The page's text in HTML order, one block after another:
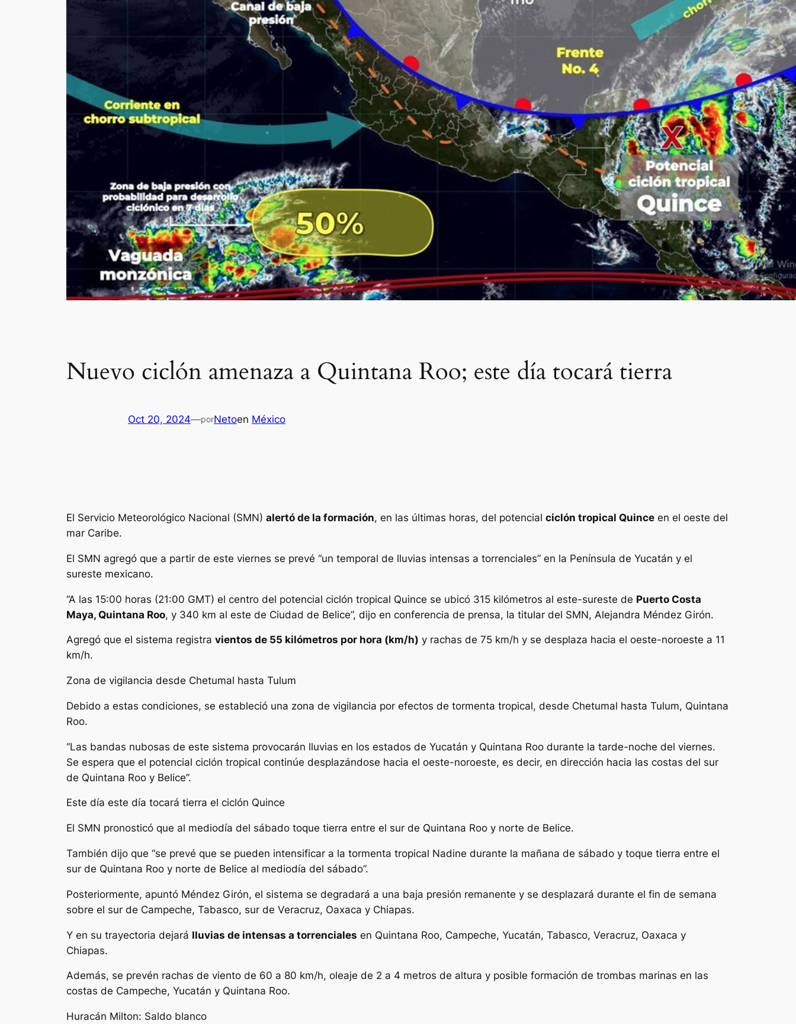
Nuevo ciclón amenaza a Quintana Roo; este día tocará tierra
Oct 20, 2024—porNetoen México
El Servicio Meteorológico Nacional (SMN) alertó de la formación, en las últimas horas, del potencial ciclón tropical Quince en el oeste del
mar Caribe.
El SMN agregó que a partir de este viernes se prevé “un temporal de lluvias intensas a torrenciales” en la Península de Yucatán y el
sureste mexicano.
“A las 15:00 horas (21:00 GMT) el centro del potencial ciclón tropical Quince se ubicó 315 kilómetros al este-sureste de Puerto Costa
Maya, Quintana Roo, y 340 km al este de Ciudad de Belice”, dijo en conferencia de prensa, la titular del SMN, Alejandra Méndez Girón.
Agregó que el sistema registra vientos de 55 kilómetros por hora (km/h) y rachas de 75 km/h y se desplaza hacia el oeste-noroeste a 11
km/h.
Zona de vigilancia desde Chetumal hasta Tulum
Debido a estas condiciones, se estableció una zona de vigilancia por efectos de tormenta tropical, desde Chetumal hasta Tulum, Quintana
Roo.
“Las bandas nubosas de este sistema provocarán lluvias en los estados de Yucatán y Quintana Roo durante la tarde-noche del viernes.
Se espera que el potencial ciclón tropical continúe desplazándose hacia el oeste-noroeste, es decir, en dirección hacia las costas del sur
de Quintana Roo y Belice”.
Este día este día tocará tierra el ciclón Quince
El SMN pronosticó que al mediodía del sábado toque tierra entre el sur de Quintana Roo y norte de Belice.
También dijo que “se prevé que se pueden intensificar a la tormenta tropical Nadine durante la mañana de sábado y toque tierra entre el
sur de Quintana Roo y norte de Belice al mediodía del sábado”.
Posteriormente, apuntó Méndez Girón, el sistema se degradará a una baja presión remanente y se desplazará durante el fin de semana
sobre el sur de Campeche, Tabasco, sur de Veracruz, Oaxaca y Chiapas.
Y en su trayectoria dejará lluvias de intensas a torrenciales en Quintana Roo, Campeche, Yucatán, Tabasco, Veracruz, Oaxaca y
Chiapas.
Además, se prevén rachas de viento de 60 a 80 km/h, oleaje de 2 a 4 metros de altura y posible formación de trombas marinas en las
costas de Campeche, Yucatán y Quintana Roo.
Huracán Milton: Saldo blanco